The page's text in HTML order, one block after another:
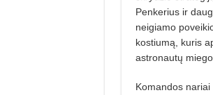
Penkerius ir
neigiamo
kostiumą, kuris
astronautų
Komandos